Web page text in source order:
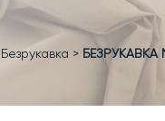
Безрукавка > БЕЗРУКАВКА